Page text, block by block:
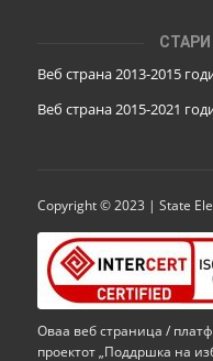
Веб страна 2013-2015
Веб страна 2015-2021
Copyright © 2023 | State
Оваа веб страница /
проектот „Поддршка на